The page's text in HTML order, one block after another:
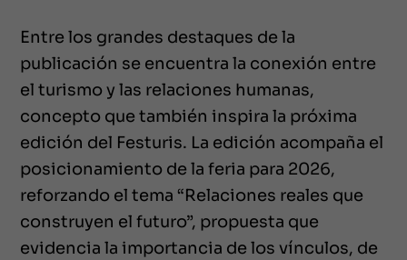
Entre los grandes destaques de la
publicación se encuentra la conexión entre
el turismo y las relaciones humanas,
concepto que también inspira la próxima
edición del Festuris. La edición acompaña el
posicionamiento de la feria para 2026,
reforzando el tema “Relaciones reales que
construyen el futuro”, propuesta que
evidencia la importancia de los vínculos, de